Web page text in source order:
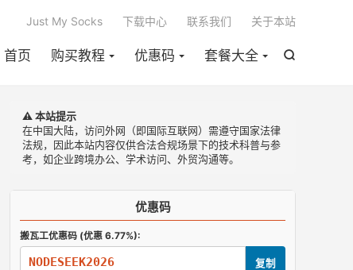

首页 购买教程 优惠码 套餐大全
Just My Socks 下载中心 联系我们 关于本站
⚠️ 本站提示
在中国大陆，访问外网（即国际互联网）需遵守国家法律
法规，因此本站内容仅供合法合规场景下的技术科普与参
考，如企业跨境办公、学术访问、外贸沟通等。
优惠码
搬瓦工优惠码 (优惠 6.77%):
NODESEEK2026 复制